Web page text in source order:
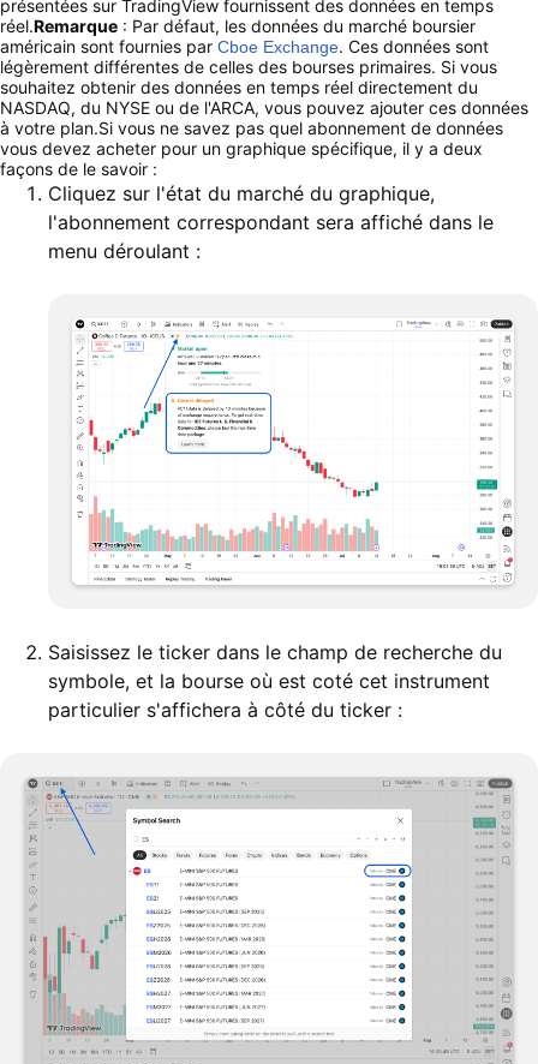
présentées sur TradingView fournissent des données en temps
réel.Remarque : Par défaut, les données du marché boursier
américain sont fournies par Cboe Exchange. Ces données sont
légèrement différentes de celles des bourses primaires. Si vous
souhaitez obtenir des données en temps réel directement du
NASDAQ, du NYSE ou de l'ARCA, vous pouvez ajouter ces données
à votre plan.Si vous ne savez pas quel abonnement de données
vous devez acheter pour un graphique spécifique, il y a deux
façons de le savoir :
Cliquez sur l'état du marché du graphique,
l'abonnement correspondant sera affiché dans le
menu déroulant :
Saisissez le ticker dans le champ de recherche du
symbole, et la bourse où est coté cet instrument
particulier s'affichera à côté du ticker :